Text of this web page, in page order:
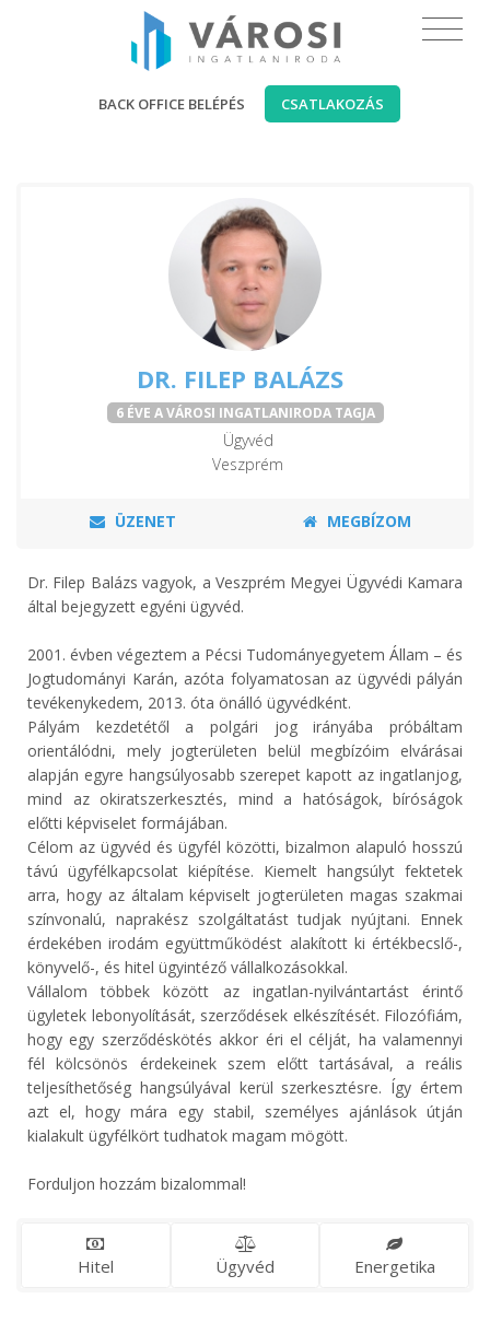
BACK OFFICE BELÉPÉS CSATLAKOZÁS
DR. FILEP BALÁZS
6 ÉVE A VÁROSI INGATLANIRODA TAGJA
Ügyvéd
Veszprém
ÜZENET MEGBÍZOM
Dr. Filep Balázs vagyok, a Veszprém Megyei Ügyvédi Kamara
által bejegyzett egyéni ügyvéd.
2001. évben végeztem a Pécsi Tudományegyetem Állam – és
Jogtudományi Karán, azóta folyamatosan az ügyvédi pályán
tevékenykedem, 2013. óta önálló ügyvédként.
Pályám kezdetétől a polgári jog irányába próbáltam
orientálódni, mely jogterületen belül megbízóim elvárásai
alapján egyre hangsúlyosabb szerepet kapott az ingatlanjog,
mind az okiratszerkesztés, mind a hatóságok, bíróságok
előtti képviselet formájában.
Célom az ügyvéd és ügyfél közötti, bizalmon alapuló hosszú
távú ügyfélkapcsolat kiépítése. Kiemelt hangsúlyt fektetek
arra, hogy az általam képviselt jogterületen magas szakmai
színvonalú, naprakész szolgáltatást tudjak nyújtani. Ennek
érdekében irodám együttműködést alakított ki értékbecslő-,
könyvelő-, és hitel ügyintéző vállalkozásokkal.
Vállalom többek között az ingatlan-nyilvántartást érintő
ügyletek lebonyolítását, szerződések elkészítését. Filozófiám,
hogy egy szerződéskötés akkor éri el célját, ha valamennyi
fél kölcsönös érdekeinek szem előtt tartásával, a reális
teljesíthetőség hangsúlyával kerül szerkesztésre. Így értem
azt el, hogy mára egy stabil, személyes ajánlások útján
kialakult ügyfélkört tudhatok magam mögött.
Forduljon hozzám bizalommal!
Hitel Ügyvéd Energetika